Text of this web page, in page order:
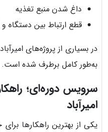
داغ شدن منبع تغذیه
قطع ارتباط بین دستگاه
در بسیاری از پروژه‌های
به‌طور کامل برطرف شده است.
سرویس دوره‌ای؛
امیرآباد
یکی از بهترین راهکارها برای